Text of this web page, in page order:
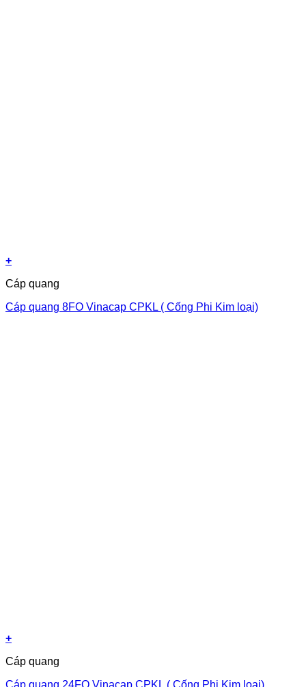
+
Cáp quang
Cáp quang 8FO Vinacap CPKL ( Cống Phi Kim loại)
+
Cáp quang
Cáp quang 24FO Vinacap CPKL ( Cống Phi Kim loại)